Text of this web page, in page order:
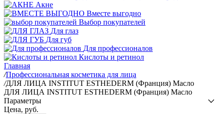
Акне
Вместе выгодно
Выбор покупателей
Для глаз
Для губ
Для профессионалов
Кислоты и ретинол
Главная
/Профессиональная косметика для лица
/ДЛЯ ЛИЦА INSTITUT ESTHEDERM (Франция) Масло
ДЛЯ ЛИЦА INSTITUT ESTHEDERM (Франция) Масло
Параметры
Цена, руб.